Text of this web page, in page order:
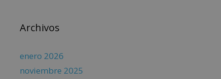
Archivos
enero 2026
noviembre 2025